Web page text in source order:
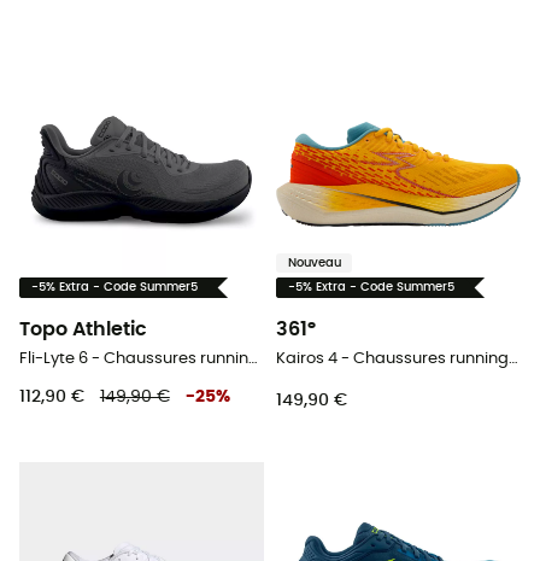
-5% Extra - Code Summer5
Topo Athletic
Fli-Lyte 6 - Chaussures running homme
112,90 € 149,90 € -25%
Nouveau
-5% Extra - Code Summer5
361°
Kairos 4 - Chaussures running homme
149,90 €